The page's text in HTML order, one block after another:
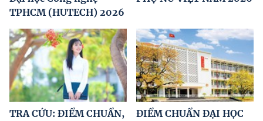
TPHCM (HUTECH) 2026
TRA CỨU: ĐIỂM CHUẨN,
ĐIỂM CHUẨN ĐẠI HỌC